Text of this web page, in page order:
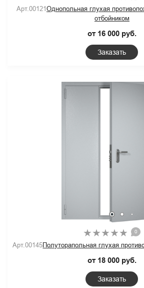
Арт.00121 Однопольная глухая
отбойником
от 16 000 руб.
Заказать
0
Арт.00145Полуторапольная глухая
от 18 000 руб.
Заказать